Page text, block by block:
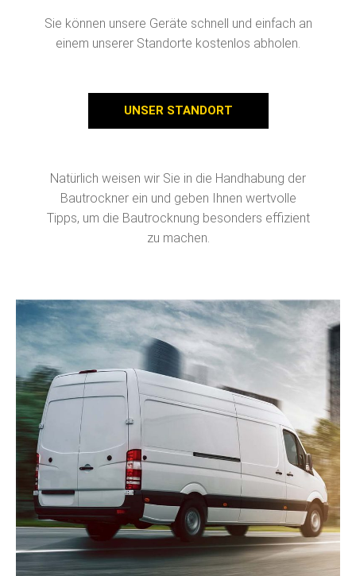
Sie können unsere Geräte schnell und einfach an
einem unserer Standorte kostenlos abholen.
UNSER STANDORT
Natürlich weisen wir Sie in die Handhabung der
Bautrockner ein und geben Ihnen wertvolle
Tipps, um die Bautrocknung besonders effizient
zu machen.